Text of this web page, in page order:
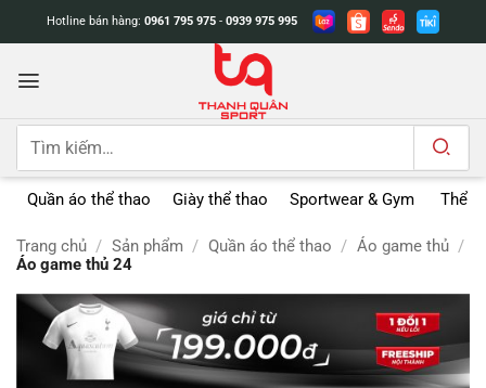
dung
Hotline bán hàng: 0961 795 975 - 0939 975 995
Tìm
Quần áo thể thao Giày thể thao Sportwear & Gym Thể
Trang chủ / Sản phẩm / Quần áo thể thao / Áo game thủ /
Áo game thủ 24